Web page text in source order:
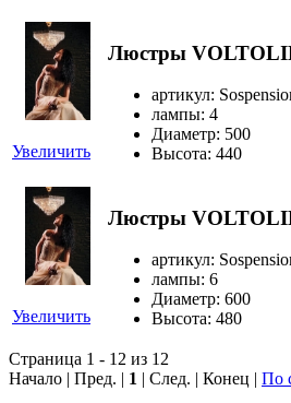
Увеличить
Люстры
артикул:
лампы: 4
Диаметр: 500
Высота: 440
Увеличить
Люстры
артикул:
лампы: 6
Диаметр: 600
Высота: 480
Страница 1 - 12 из 12
Начало | Пред. | 1 | След. | Конец | По